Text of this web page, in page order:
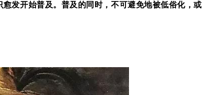
发开始普及。普及的同时，不可避免地被低俗化，